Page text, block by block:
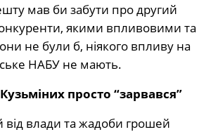
мав би забути про другий
якими впливовими та
не були б, ніякого впливу на
НАБУ не мають.
Кузьміних просто “зарвався”
від влади та жадоби грошей